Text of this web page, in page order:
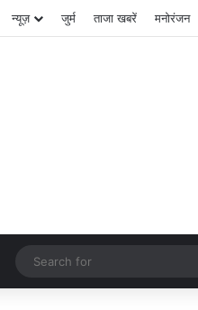
न्यूज़ जुर्म ताजा खबरें मनोरंजन
Switch skin